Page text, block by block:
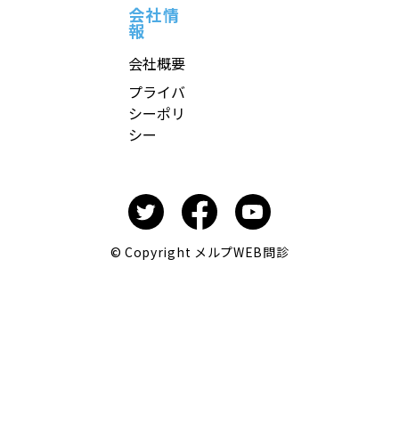
会社情
報
会社概要
プライバ
シーポリ
シー
© Copyright メルプWEB問診